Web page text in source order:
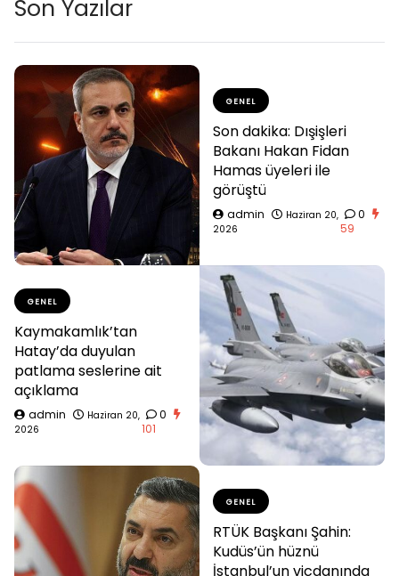
Son Yazılar
GENEL
Son dakika: Dışişleri
Bakanı Hakan Fidan
Hamas üyeleri ile
görüştü
admin
Haziran 20,
2026
0
59
GENEL
Kaymakamlık’tan
Hatay’da duyulan
patlama seslerine ait
açıklama
admin
Haziran 20,
2026
0
101
GENEL
RTÜK Başkanı Şahin:
Kudüs’ün hüznü
İstanbul’un vicdanında